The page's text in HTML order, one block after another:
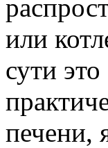
или
сути
печени,